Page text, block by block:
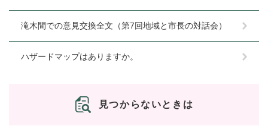
滝木間での意見交換全文（第7回地域と市長の対話会）
ハザードマップはありますか。
見つからないときは